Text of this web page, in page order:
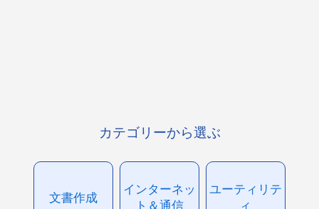
カテゴリーから選ぶ
文書作成
インターネッ
ト＆通信
ユーティリテ
ィ